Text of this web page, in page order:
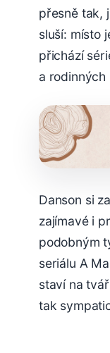
přesně tak,
sluší: místo
přichází
a rodinných
Danson si
zajímavé i
podobným
seriálu A
staví na
tak